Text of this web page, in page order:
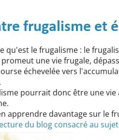
frugalisme et
qu'est le frugalisme : le
une vie frugale,
échevelée vers
pourrait donc être une vie
apprendre davantage sur le
du blog consacré au